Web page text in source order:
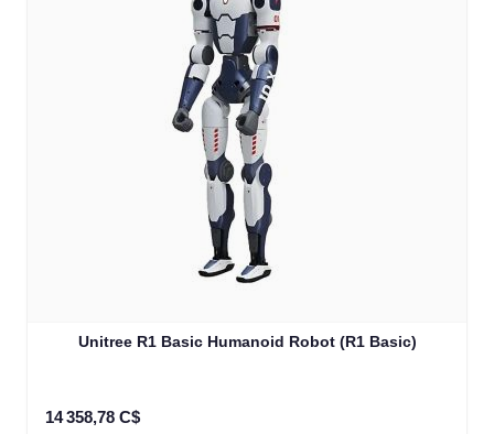
Unitree R1 Basic Humanoid Robot (R1 Basic)
14 358,78 C$